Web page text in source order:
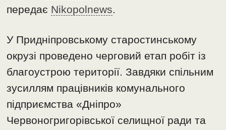
передає Nikopolnews.
У Придніпровському старостинському
окрузі проведено черговий етап робіт із
благоустрою території. Завдяки спільним
зусиллям працівників комунального
підприємства «Дніпро»
Червоногригорівської селищної ради та